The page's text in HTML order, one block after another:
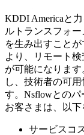
KDDI Americaと
ルトランスフォ
を生み出すこと
より、リモート
が可能になりま
し、技術者の可
す。Nsflowとの
お客さまは、以下
サービスコ